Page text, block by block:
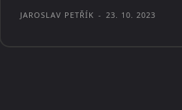
JAROSLAV PETŘÍK - 23. 10. 2023